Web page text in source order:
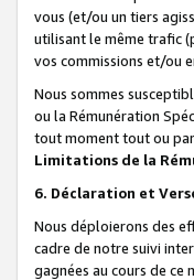
vous (et/ou un tiers
utilisant le même trafic
vos commissions et/ou
Nous sommes
ou la Rémunération
tout moment tout ou
Limitations de la
6. Déclaration et
Nous déploierons des
cadre de notre suivi
gagnées au cours de ce